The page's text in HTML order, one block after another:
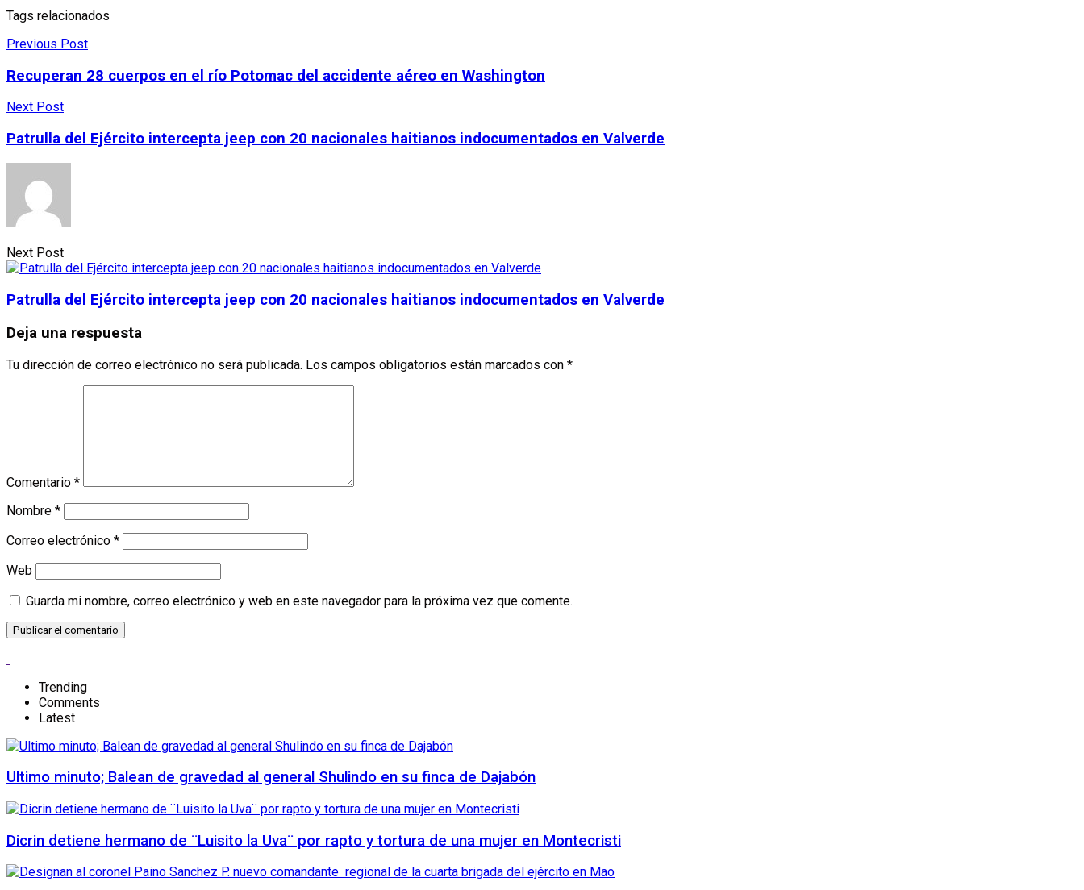
Tags relacionados
Previous Post
Recuperan 28 cuerpos en el río Potomac del accidente aéreo en Washington
Next Post
Patrulla del Ejército intercepta jeep con 20 nacionales haitianos indocumentados en Valverde
Next Post
Patrulla del Ejército intercepta jeep con 20 nacionales haitianos indocumentados en Valverde
Deja una respuesta
Tu dirección de correo electrónico no será publicada. Los campos obligatorios están marcados con *
Comentario *
Nombre *
Correo electrónico *
Web
Guarda mi nombre, correo electrónico y web en este navegador para la próxima vez que comente.
Trending
Comments
Latest
Ultimo minuto; Balean de gravedad al general Shulindo en su finca de Dajabón
Dicrin detiene hermano de ¨Luisito la Uva¨ por rapto y tortura de una mujer en Montecristi